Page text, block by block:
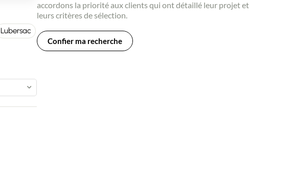
Lubersac
accordons la priorité aux clients qui ont détaillé leur projet et
leurs critères de sélection.
Confier ma recherche